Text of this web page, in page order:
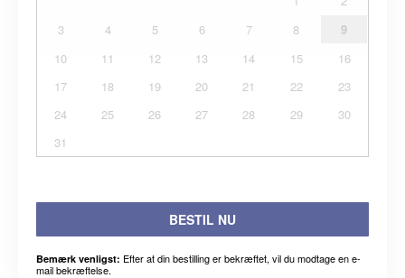
3
4 5 6 7 8
9
10
11 12 13 14 15
16
17
18 19 20 21 22
23
24
25 26 27 28 29
30
31
BESTIL NU
Bemærk venligst: Efter at din bestilling er bekræftet, vil du modtage en e-
mail bekræftelse.